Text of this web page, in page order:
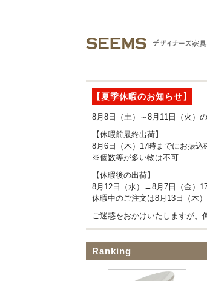
【夏季休暇のお知らせ】
8月8日（土）～8月11日（火）
【休暇前最終出荷】
8月6日（木）17時までにお振
※個数等が多い物は不可
【休暇後の出荷】
8月12日（水）→8月7日（金）
休暇中のご注文は8月13日（木
ご迷惑をおかけいたしますが、
Ranking